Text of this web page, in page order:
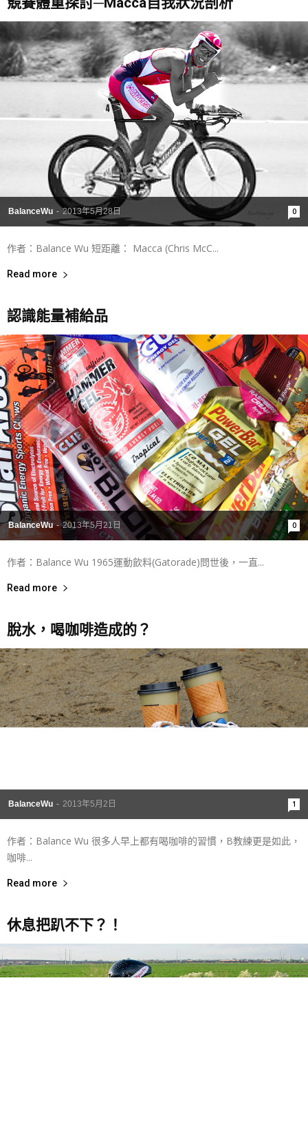
BalanceWu - 2013年5月28日 0
作者：Balance Wu 短距離： Macca (Chris McC...
Read more
認識能量補給品
BalanceWu - 2013年5月21日 0
作者：Balance Wu 1965運動飲料(Gatorade)問世後，一直...
Read more
脫水，喝咖啡造成的？
BalanceWu - 2013年5月2日 1
作者：Balance Wu 很多人早上都有喝咖啡的習慣，B教練更是如此，
咖啡...
Read more
休息把趴不下？！